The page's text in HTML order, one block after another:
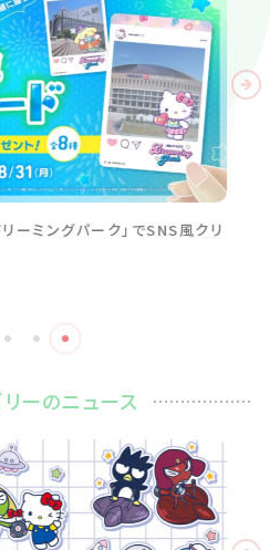
ーミングパーク」でSNS風クリ
ーのニュース